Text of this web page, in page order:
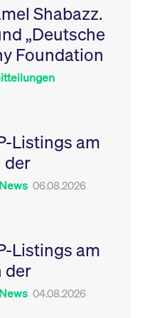
Shabazz.
„Deutsche
Foundation
Listings am
der
News 06.08.2026
Listings am
der
News 04.08.2026
Leistung der Website
zu messen. Es handelt
sich um ein Muster-
Cookie, bei dem auf
das Präfix _pk_ses
eine kurze Reihe von
6
Monate
Dieses Cookie dient
Speicherung der
Einwilligungs- und
des Nutzers für ihre
Interaktion mit der
Sitzungen geehrt